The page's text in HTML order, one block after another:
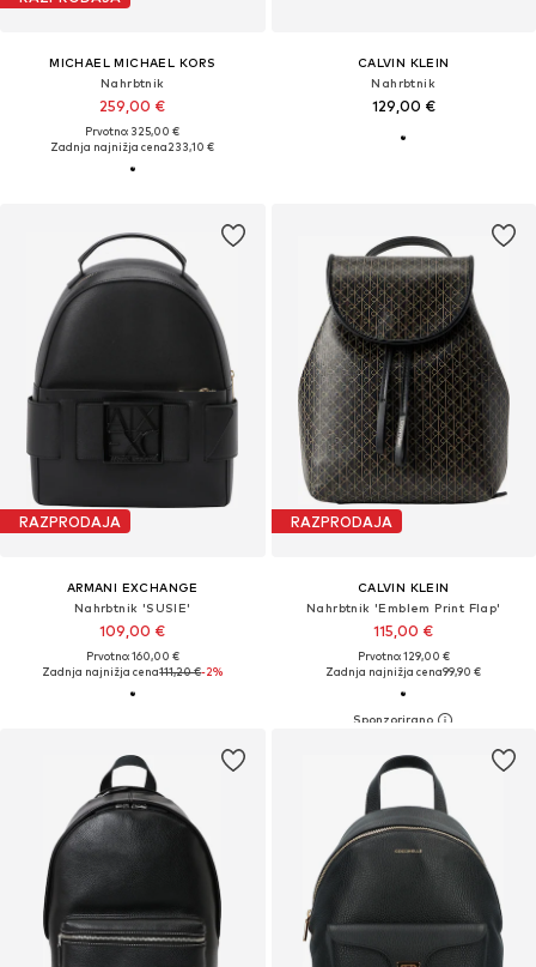
MICHAEL MICHAEL KORS
Nahrbtnik
259,00 €
Prvotno: 325,00 €
Zadnja najnižja cena233,10 €
CALVIN KLEIN
Nahrbtnik
129,00 €
RAZPRODAJA
ARMANI EXCHANGE
Nahrbtnik 'SUSIE'
109,00 €
Prvotno: 160,00 €
Zadnja najnižja cena111,20 €-2%
RAZPRODAJA
CALVIN KLEIN
Nahrbtnik 'Emblem Print Flap'
115,00 €
Prvotno: 129,00 €
Zadnja najnižja cena99,90 €